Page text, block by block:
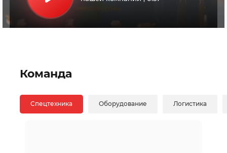
Команда
Спецтехника Оборудование Логистика